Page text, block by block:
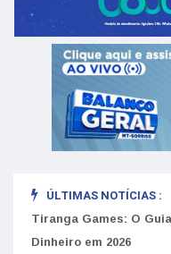
ÚLTIMAS NOTÍCIAS :
Tiranga Games: O
Dinheiro em 2026